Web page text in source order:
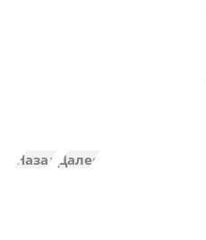
Назад Далее